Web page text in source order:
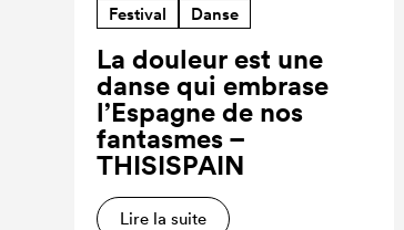
Festival Danse
La douleur est une
danse qui embrase
l’Espagne de nos
fantasmes –
THISISPAIN
Lire la suite